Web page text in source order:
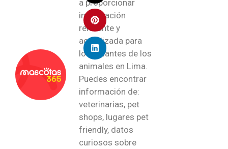
a proporcionar
información
relevante y
actualizada para
los amantes de los
animales en Lima.
Puedes encontrar
información de:
veterinarias, pet
shops, lugares pet
friendly, datos
curiosos sobre